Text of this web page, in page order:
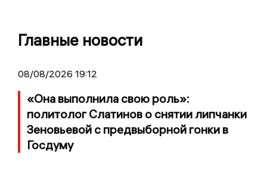
Главные новости
08/08/2026 19:12
«Она выполнила свою роль»:
политолог Слатинов о снятии липчанки
Зеновьевой с предвыборной гонки в
Госдуму